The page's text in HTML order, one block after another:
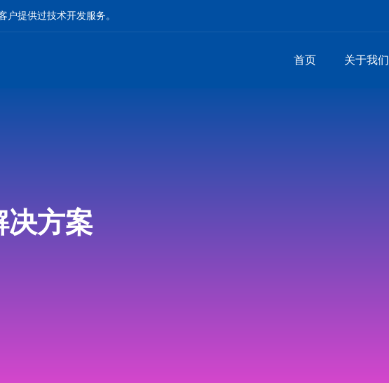
户提供过技术开发服务。
首页 关于我们
决方案